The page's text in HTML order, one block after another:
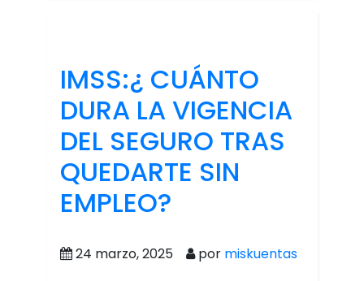
IMSS:¿ CUÁNTO
DURA LA VIGENCIA
DEL SEGURO TRAS
QUEDARTE SIN
EMPLEO?
24 marzo, 2025 por miskuentas